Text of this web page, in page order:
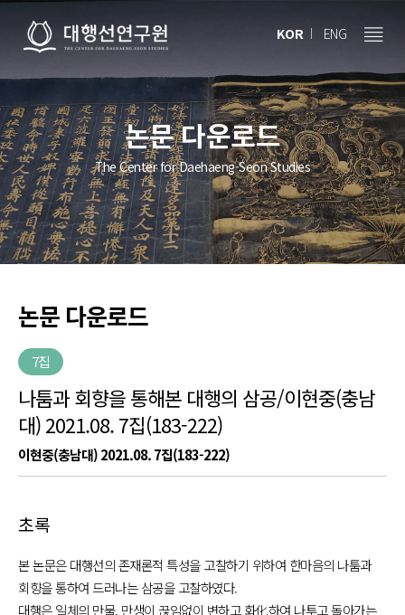
KOR ENG
논문 다운로드
The Center for Daehaeng-Seon Studies
논문 다운로드
7집
나툼과 회향을 통해본 대행의 삼공/이현중(충남
대) 2021.08. 7집(183-222)
이현중(충남대) 2021.08. 7집(183-222)
초록
본 논문은 대행선의 존재론적 특성을 고찰하기 위하여 한마음의 나툼과
회향을 통하여 드러나는 삼공을 고찰하였다.
대행은 일체의 만물, 만생이 끊임없이 변하고 화化하여 나투고 돌아가는